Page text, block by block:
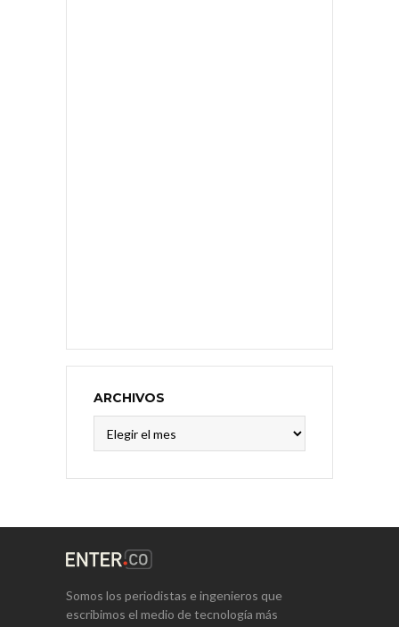
ARCHIVOS
Somos los periodistas e ingenieros que
escribimos el medio de tecnología más